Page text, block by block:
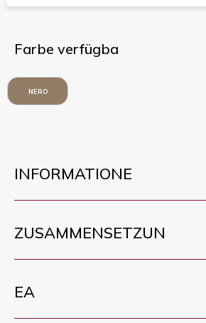
Farbe verfügba
NERO
INFORMATIONE
ZUSAMMENSETZUN
EA